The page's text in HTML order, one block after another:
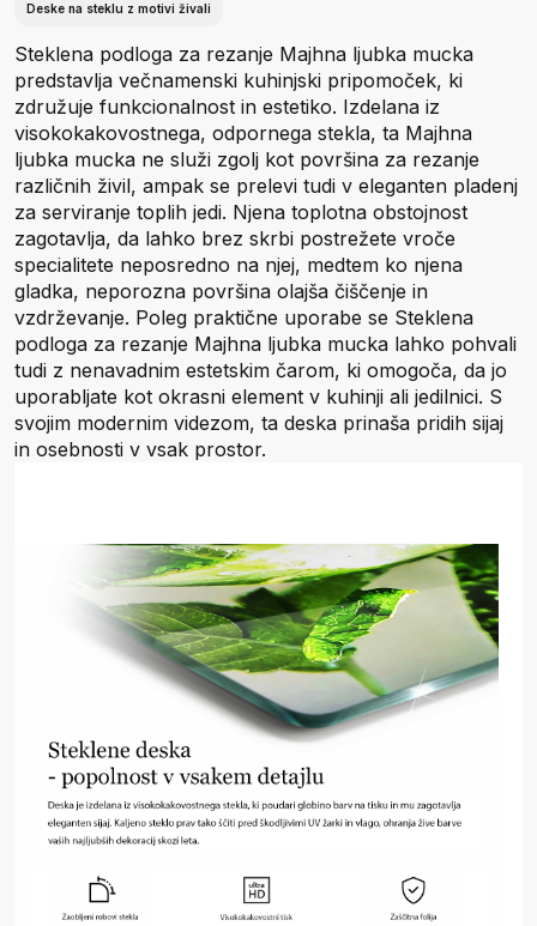
Deske na steklu z motivi živali
Steklena podloga za rezanje Majhna ljubka mucka
predstavlja večnamenski kuhinjski pripomoček, ki
združuje funkcionalnost in estetiko. Izdelana iz
visokokakovostnega, odpornega stekla, ta Majhna
ljubka mucka ne služi zgolj kot površina za rezanje
različnih živil, ampak se prelevi tudi v eleganten pladenj
za serviranje toplih jedi. Njena toplotna obstojnost
zagotavlja, da lahko brez skrbi postrežete vroče
specialitete neposredno na njej, medtem ko njena
gladka, neporozna površina olajša čiščenje in
vzdrževanje. Poleg praktične uporabe se Steklena
podloga za rezanje Majhna ljubka mucka lahko pohvali
tudi z nenavadnim estetskim čarom, ki omogoča, da jo
uporabljate kot okrasni element v kuhinji ali jedilnici. S
svojim modernim videzom, ta deska prinaša pridih sijaj
in osebnosti v vsak prostor.